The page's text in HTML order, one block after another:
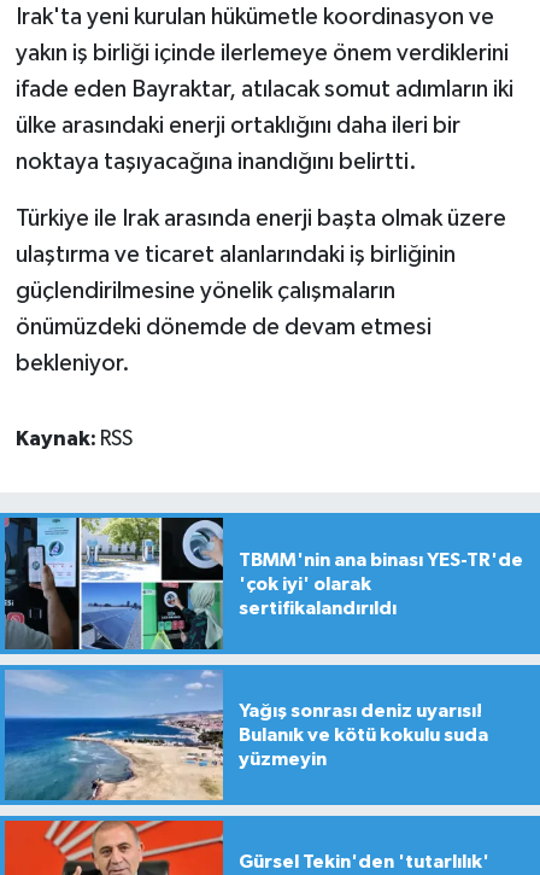
Irak'ta yeni kurulan hükümetle koordinasyon ve
yakın iş birliği içinde ilerlemeye önem verdiklerini
ifade eden Bayraktar, atılacak somut adımların iki
ülke arasındaki enerji ortaklığını daha ileri bir
noktaya taşıyacağına inandığını belirtti.
Türkiye ile Irak arasında enerji başta olmak üzere
ulaştırma ve ticaret alanlarındaki iş birliğinin
güçlendirilmesine yönelik çalışmaların
önümüzdeki dönemde de devam etmesi
bekleniyor.
Kaynak: RSS
TBMM'nin ana binası YES-TR'de
'çok iyi' olarak
sertifikalandırıldı
Yağış sonrası deniz uyarısı!
Bulanık ve kötü kokulu suda
yüzmeyin
Gürsel Tekin'den 'tutarlılık'